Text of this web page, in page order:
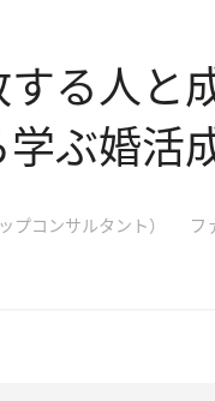
する人と
ぶ婚活
プコンサルタント） フ